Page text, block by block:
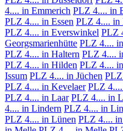
4.... in Emmerich PLZ 4.... in
PLZ 4.... in Essen PLZ 4.... in
PLZ 4.... in Everswinkel PLZ
Georgsmarienhütte PLZ 4....
PLZ 4.... in Haltern PLZ 4....
PLZ 4.... in Hilden PLZ 4....
Issum PLZ 4.... in Jüchen PLZ
PLZ 4.... in Kevelaer PLZ
PLZ 4.... in Laar PLZ 4.... in
4.... in Lindern PLZ 4.... in
PLZ 4.... in Lünen PLZ 4....